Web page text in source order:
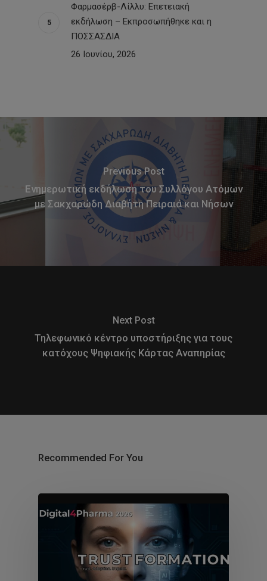
Φαρμασέρβ-Λίλλυ: Eπετειακή
εκδήλωση – Εκπροσωπήθηκε και η
ΠΟΣΣΑΣΔΙΑ
26 Ιουνίου, 2026
Previous Post
Ενημερωτική εκδήλωση του Συλλόγου Ατόμων
με Σακχαρώδη Διαβήτη Πειραιά και Νήσων
Next Post
Τηλεφωνικό κέντρο υποστήριξης για τους
κατόχους Ψηφιακής Κάρτας Αναπηρίας
Recommended For You